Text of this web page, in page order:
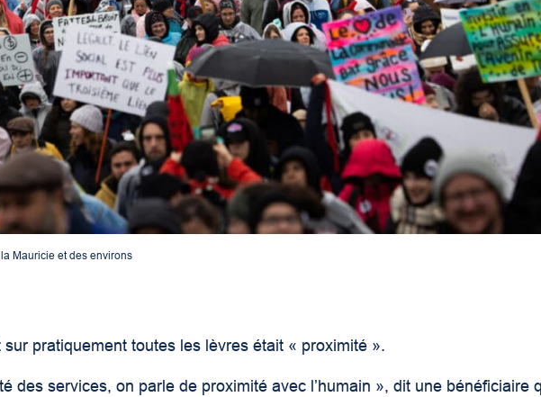
Mauricie et des environs
sur pratiquement toutes les lèvres était « proximité ».
des services, on parle de proximité avec l’humain », dit une bénéficiaire